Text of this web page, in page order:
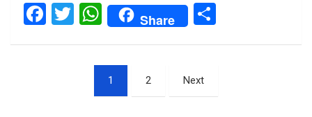
F
T
W
h
at
s
A
Share
1 2 Next